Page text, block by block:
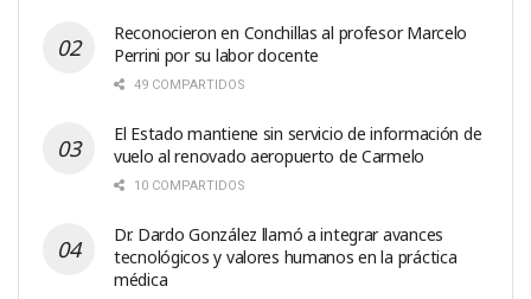
Reconocieron en Conchillas al profesor Marcelo
Perrini por su labor docente
49 COMPARTIDOS
El Estado mantiene sin servicio de información de
vuelo al renovado aeropuerto de Carmelo
10 COMPARTIDOS
Dr. Dardo González llamó a integrar avances
tecnológicos y valores humanos en la práctica
médica